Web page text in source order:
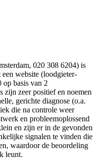
020 308 6204) is
website (loodgieter-
op basis van 2
zijn zeer positief en noemen
gerichte diagnose (o.a.
die na controle weer
en probleemoplossend
en zijn er in de gevonden
signalen te vinden die
waardoor de beoordeling
leunt.